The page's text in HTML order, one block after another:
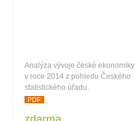
Analýza vývoje české ekonomiky
v roce 2014 z pohledu Českého
statistického úřadu.
PDF